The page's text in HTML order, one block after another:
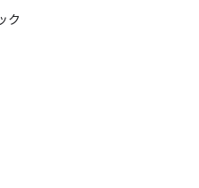
ク